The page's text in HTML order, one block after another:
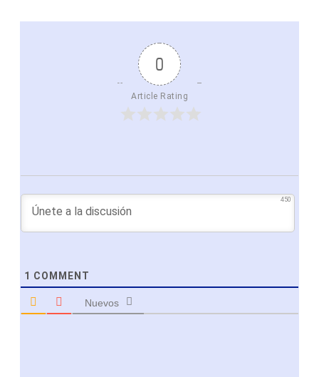
0
Article Rating
450
1 COMMENT
Nuevos